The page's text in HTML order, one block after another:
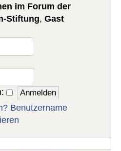
im Forum der
Stiftung,Gast
Benutzername